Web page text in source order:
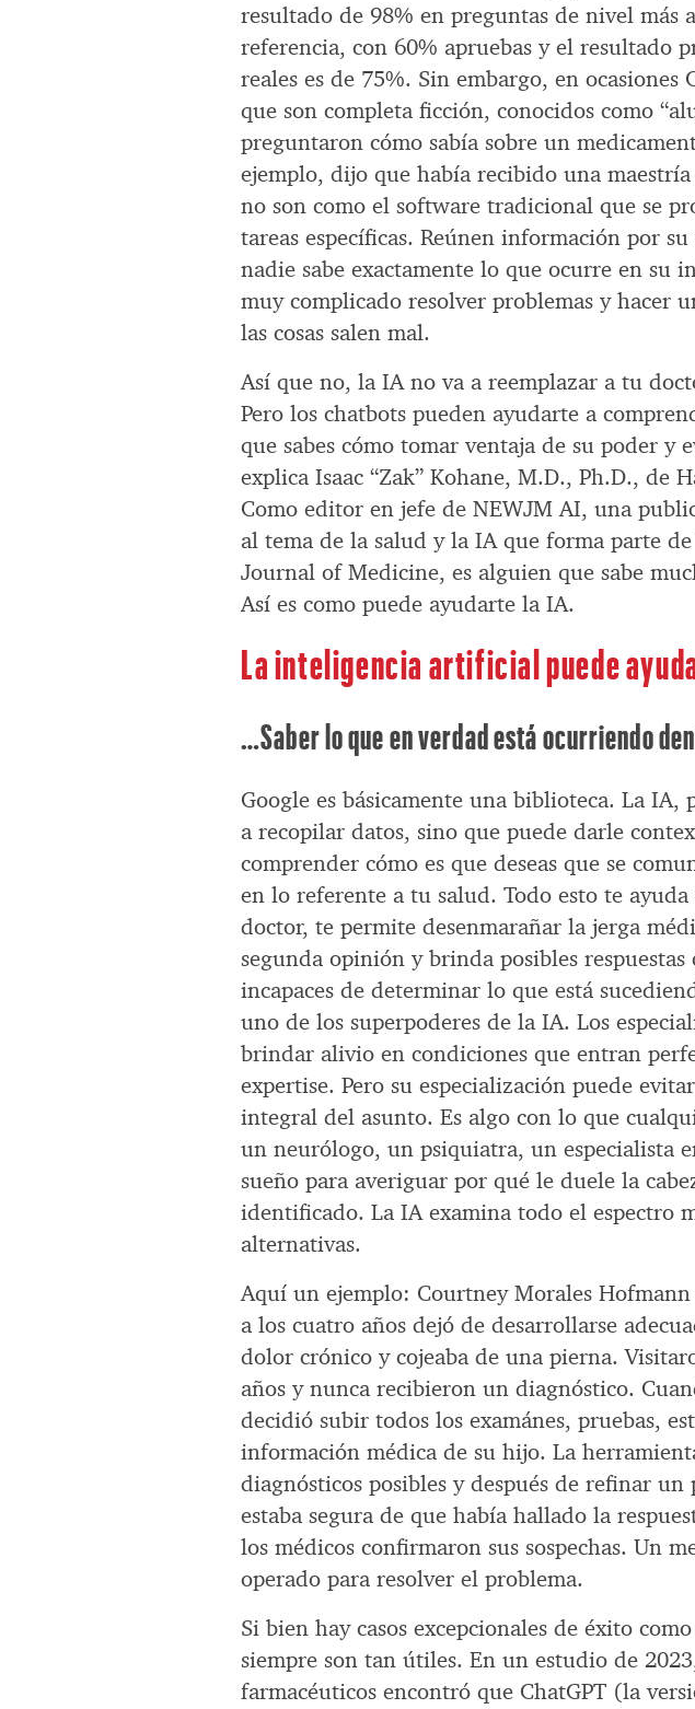
resultado de 98% en preguntas de nivel más
referencia, con 60% apruebas y el resultado
reales es de 75%. Sin embargo, en ocasiones
que son completa ficción, conocidos como
preguntaron cómo sabía sobre un
ejemplo, dijo que había recibido una
no son como el software tradicional que se
tareas específicas. Reúnen información por
nadie sabe exactamente lo que ocurre en su
muy complicado resolver problemas y hacer
las cosas salen mal.
Así que no, la IA no va a reemplazar a tu
Pero los chatbots pueden ayudarte a
que sabes cómo tomar ventaja de su poder y
explica Isaac “Zak” Kohane, M.D., Ph.D., de
Como editor en jefe de NEWJM AI, una
al tema de la salud y la IA que forma parte
Journal of Medicine, es alguien que sabe
Así es como puede ayudarte la IA.
La inteligencia artificial puede
…Saber lo que en verdad está ocurriendo
Google es básicamente una biblioteca. La
a recopilar datos, sino que puede darle
comprender cómo es que deseas que se
en lo referente a tu salud. Todo esto te
doctor, te permite desenmarañar la jerga
segunda opinión y brinda posibles respuestas
incapaces de determinar lo que está
uno de los superpoderes de la IA. Los
brindar alivio en condiciones que entran
expertise. Pero su especialización puede
integral del asunto. Es algo con lo que
un neurólogo, un psiquiatra, un especialista
sueño para averiguar por qué le duele la
identificado. La IA examina todo el espectro
alternativas.
Aquí un ejemplo: Courtney Morales
a los cuatro años dejó de desarrollarse
dolor crónico y cojeaba de una pierna.
años y nunca recibieron un diagnóstico.
decidió subir todos los examánes, pruebas,
información médica de su hijo. La
diagnósticos posibles y después de refinar
estaba segura de que había hallado la
los médicos confirmaron sus sospechas. Un
operado para resolver el problema.
Si bien hay casos excepcionales de éxito
siempre son tan útiles. En un estudio de
farmacéuticos encontró que ChatGPT (la